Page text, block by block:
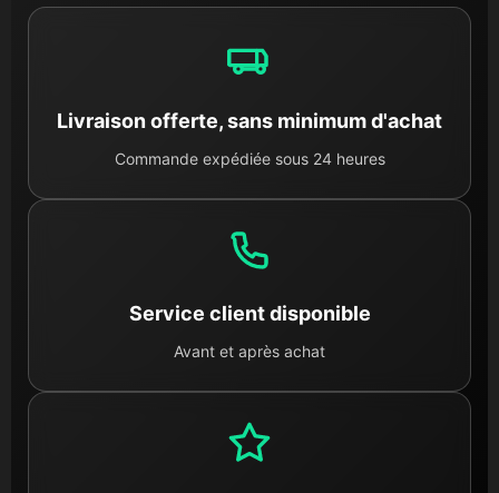
Livraison offerte, sans minimum d'achat
Commande expédiée sous 24 heures
Service client disponible
Avant et après achat